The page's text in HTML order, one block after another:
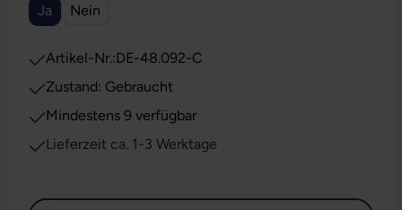
Ja Nein
Artikel-Nr.:DE-48.092-C
Zustand: Gebraucht
Mindestens 9 verfügbar
Lieferzeit ca. 1-3 Werktage